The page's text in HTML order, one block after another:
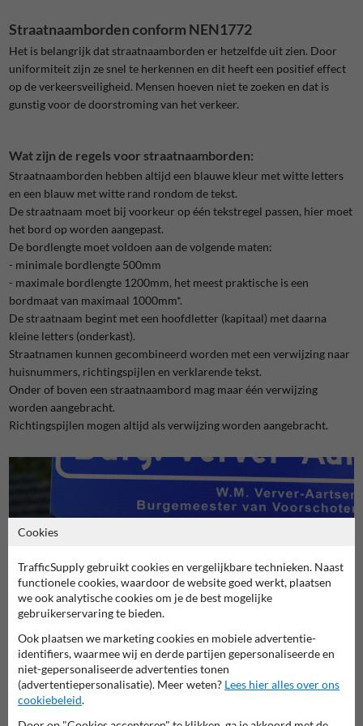
Straatnaamborden conform NEN1772
Het is belangrijk dat straatnaamborden er hetzelfde uit zien. Door
uniformiteit zijn ze snel te herkennen en dit heeft een positief effect
op de verkeersveiligheid. Mensen hoeven niet te zoeken en dat is
gunstig voor de doorstroming van het verkeer.
Wat zijn de regels voor straatnaamborden:
Straatnaamborden hebben altijd een blauwe kleur met witte letters
en een blauw met witte rand rondom de tekst.
De straatnaam moet bij voorkeur op één tekstregel passen, hier moet
het bord op worden aangepast.
De bordlengte moet voldoen aan de volgende maten:
- minimale bordlengte 500mm
- maximale bordlengte 1200mm, het meest praktische is een
bordmaat van maximaal 1000mm*.
De straatnaam begint met een hoofdletter (kapitaal) met daarna
kleine letters (onderkast).
Straatnamen kunnen gecombineerd worden met een verwijzing naar
huisnummers, richtingspijlen en verklarende tekst.
Onder of boven een straatnaambord mag maar één verwijzing
worden aangebracht.
Richtingspijlen mogen altijd als verwijzing worden aangebracht.
Als de straatnaam niet op één regel kan worden geplaatst omdat
de naam te lang is voor de lengte van het bord, dan moet
worden weergegeven.
Voor afkortingen van voorvoegsels zijn de volgende regels:
Koning/Koningin --> Kon.
Prins/Prinses --> Pr.
Cookies
TrafficSupply gebruikt cookies en vergelijkbare technieken. Naast
functionele cookies, waardoor de website goed werkt, plaatsen
we ook analytische cookies om je de best mogelijke
gebruikerservaring te bieden.
Ook plaatsen we marketing cookies en mobiele advertentie-
identifiers, waarmee wij en derde partijen gepersonaliseerde en
niet-gepersonaliseerde advertenties tonen
(advertentiepersonalisatie). Meer weten? Lees hier alles over ons
cookiebeleid.